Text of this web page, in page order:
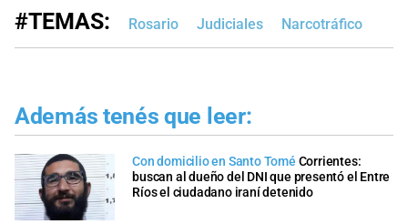
#TEMAS: Rosario Judiciales Narcotráfico
Además tenés que leer:
Con domicilio en Santo Tomé Corrientes:
buscan al dueño del DNI que presentó el Entre
Ríos el ciudadano iraní detenido